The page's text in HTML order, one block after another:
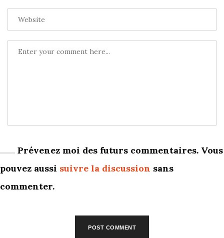
Prévenez moi des futurs commentaires. Vous
pouvez aussi suivre la discussion sans
commenter.